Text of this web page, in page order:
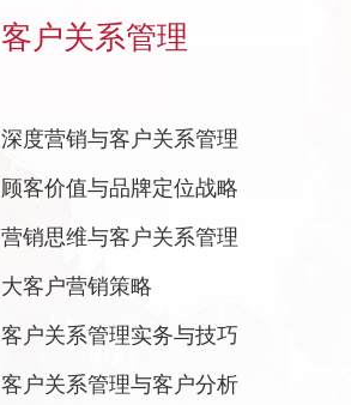
客户关系管理
深度营销与客户关系管理
顾客价值与品牌定位战略
营销思维与客户关系管理
大客户营销策略
客户关系管理实务与技巧
客户关系管理与客户分析